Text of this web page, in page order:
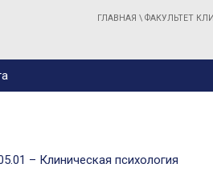
ГЛАВНАЯ \ ФАКУЛЬТЕТ
– Клиническая психология